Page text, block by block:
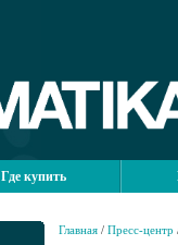
Где купить
Главная / Пресс-центр